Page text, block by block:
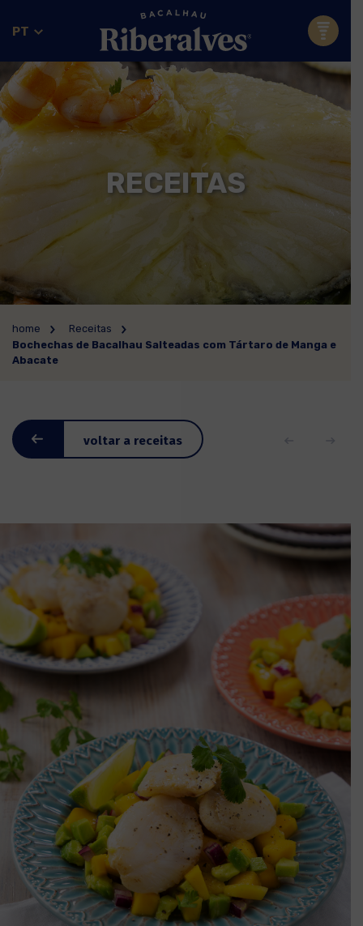
PT
RECEITAS
home
Receitas
Bochechas de Bacalhau Salteadas com Tártaro de Manga e
Abacate
voltar a receitas